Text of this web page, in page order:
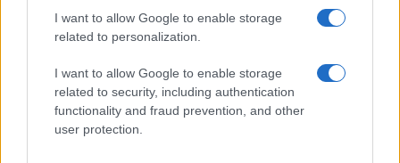
I want to allow Google to enable storage
related to personalization.
I want to allow Google to enable storage
related to security, including authentication
functionality and fraud prevention, and other
user protection.
IL PIÙ LETTO DEL MESE